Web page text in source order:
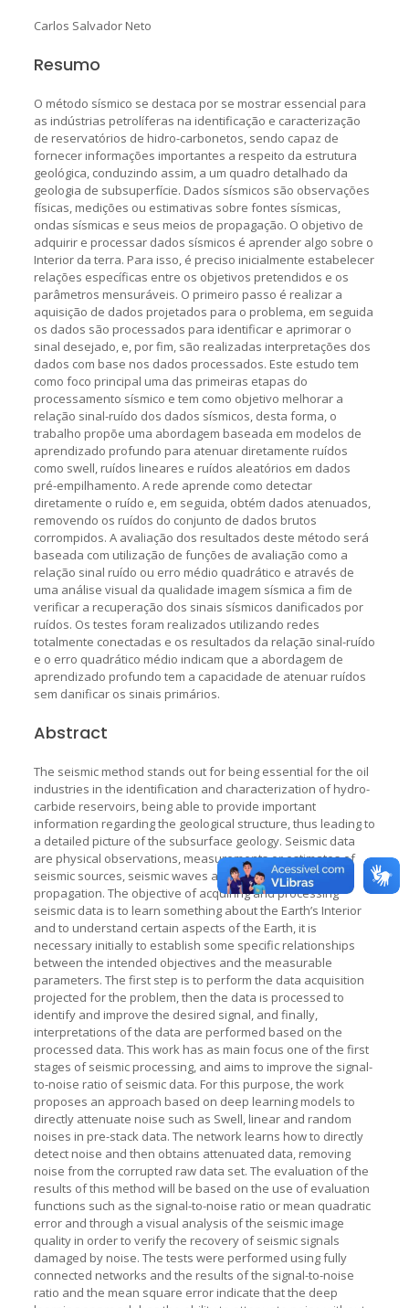
Carlos Salvador Neto
Resumo
O método sísmico se destaca por se mostrar essencial para
as indústrias petrolíferas na identificação e caracterização
de reservatórios de hidro-carbonetos, sendo capaz de
fornecer informações importantes a respeito da estrutura
geológica, conduzindo assim, a um quadro detalhado da
geologia de subsuperfície. Dados sísmicos são observações
físicas, medições ou estimativas sobre fontes sísmicas,
ondas sísmicas e seus meios de propagação. O objetivo de
adquirir e processar dados sísmicos é aprender algo sobre o
Interior da terra. Para isso, é preciso inicialmente estabelecer
relações específicas entre os objetivos pretendidos e os
parâmetros mensuráveis. O primeiro passo é realizar a
aquisição de dados projetados para o problema, em seguida
os dados são processados para identificar e aprimorar o
sinal desejado, e, por fim, são realizadas interpretações dos
dados com base nos dados processados. Este estudo tem
como foco principal uma das primeiras etapas do
processamento sísmico e tem como objetivo melhorar a
relação sinal-ruído dos dados sísmicos, desta forma, o
trabalho propõe uma abordagem baseada em modelos de
aprendizado profundo para atenuar diretamente ruídos
como swell, ruídos lineares e ruídos aleatórios em dados
pré-empilhamento. A rede aprende como detectar
diretamente o ruído e, em seguida, obtém dados atenuados,
removendo os ruídos do conjunto de dados brutos
corrompidos. A avaliação dos resultados deste método será
baseada com utilização de funções de avaliação como a
relação sinal ruído ou erro médio quadrático e através de
uma análise visual da qualidade imagem sísmica a fim de
verificar a recuperação dos sinais sísmicos danificados por
ruídos. Os testes foram realizados utilizando redes
totalmente conectadas e os resultados da relação sinal-ruído
e o erro quadrático médio indicam que a abordagem de
aprendizado profundo tem a capacidade de atenuar ruídos
sem danificar os sinais primários.
Abstract
The seismic method stands out for being essential for the oil
industries in the identification and characterization of hydro-
carbide reservoirs, being able to provide important
information regarding the geological structure, thus leading to
a detailed picture of the subsurface geology. Seismic data
are physical observations, measurements or estimates of
seismic sources, seismic waves and their means of
propagation. The objective of acquiring and processing
seismic data is to learn something about the Earth’s Interior
and to understand certain aspects of the Earth, it is
necessary initially to establish some specific relationships
between the intended objectives and the measurable
parameters. The first step is to perform the data acquisition
projected for the problem, then the data is processed to
identify and improve the desired signal, and finally,
interpretations of the data are performed based on the
processed data. This work has as main focus one of the first
stages of seismic processing, and aims to improve the signal-
to-noise ratio of seismic data. For this purpose, the work
proposes an approach based on deep learning models to
directly attenuate noise such as Swell, linear and random
noises in pre-stack data. The network learns how to directly
detect noise and then obtains attenuated data, removing
noise from the corrupted raw data set. The evaluation of the
results of this method will be based on the use of evaluation
functions such as the signal-to-noise ratio or mean quadratic
error and through a visual analysis of the seismic image
quality in order to verify the recovery of seismic signals
damaged by noise. The tests were performed using fully
connected networks and the results of the signal-to-noise
ratio and the mean square error indicate that the deep